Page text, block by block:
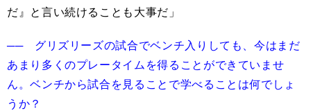
だ』と言い続けることも大事だ」
── グリズリーズの試合でベンチ入りしても、今はまだ
あまり多くのプレータイムを得ることができていませ
ん。ベンチから試合を見ることで学べることは何でしょ
うか？